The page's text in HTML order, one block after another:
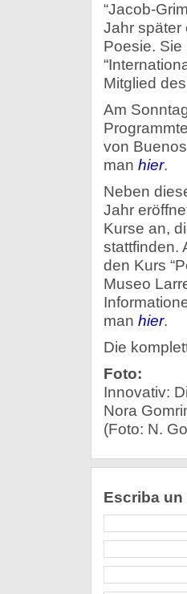
“Jacob-
Jahr später
Poesie. Sie
Mitglied
Am
von
man hier.
Neben
Jahr
Kurse an,
stattfinden.
den Kurs
Museo
man hier.
Die
Foto:
Innovativ:
Nora
(Foto: N.
Escriba